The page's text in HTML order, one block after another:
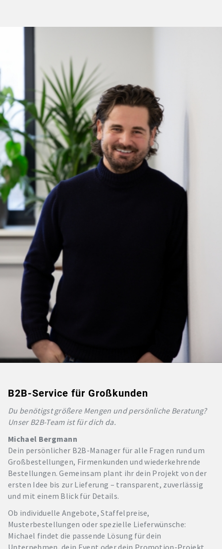
B2B-Service für Großkunden
Du benötigst größere Mengen und persönliche Beratung?
Unser B2B-Team ist für dich da.
Michael Bergmann
Dein persönlicher B2B-Manager für alle Fragen rund um
Großbestellungen, Firmenkunden und wiederkehrende
Bestellungen. Gemeinsam plant ihr dein Projekt von der
ersten Idee bis zur Lieferung – transparent, zuverlässig
und mit einem Blick für Details.
Ob individuelle Angebote, Staffelpreise,
Musterbestellungen oder spezielle Lieferwünsche:
Michael findet die passende Lösung für dein